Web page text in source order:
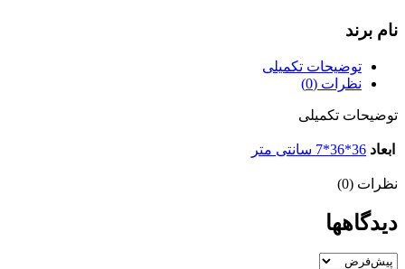
نام برند
توضیحات تکمیلی
نظرات (0)
توضیحات تکمیلی
ابعاد 36*36*7 سانتی متر
نظرات (0)
دیدگاهها